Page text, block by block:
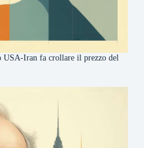
USA-Iran fa crollare il prezzo del